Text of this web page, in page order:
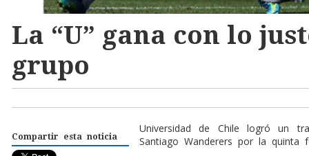
La “U” gana con lo
grupo
Compartir esta noticia
Universidad de Chile logró un
Santiago Wanderers por la quinta